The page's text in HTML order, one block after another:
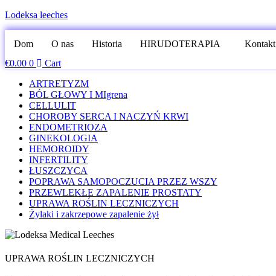
Lodeksa leeches
Dom O nas Historia HIRUDOTERAPIA Kontakt
€0.00 0
Cart
ARTRETYZM
BÓL GŁOWY I MIgrena
CELLULIT
CHOROBY SERCA I NACZYŃ KRWI
ENDOMETRIOZA
GINEKOLOGIA
HEMOROIDY
INFERTILITY
ŁUSZCZYCA
POPRAWA SAMOPOCZUCIA PRZEZ WSZY
PRZEWLEKŁE ZAPALENIE PROSTATY
UPRAWA ROŚLIN LECZNICZYCH
Żylaki i zakrzepowe zapalenie żył
UPRAWA ROŚLIN LECZNICZYCH